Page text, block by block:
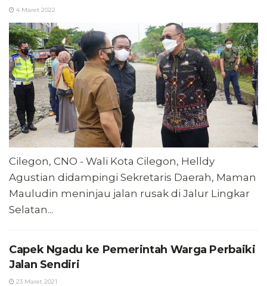
4 Maret 2022
Cilegon, CNO - Wali Kota Cilegon, Helldy
Agustian didampingi Sekretaris Daerah, Maman
Mauludin meninjau jalan rusak di Jalur Lingkar
Selatan...
Capek Ngadu ke Pemerintah Warga Perbaiki
Jalan Sendiri
23 Maret 2021